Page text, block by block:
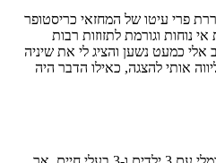
פרי עיטו של המחזאי כריסטופר
נוחות וגורמת לתזוזות רבות
כמעט נשען והציג לי את שיניה
אותי להצגה, כאילו הדבר היה